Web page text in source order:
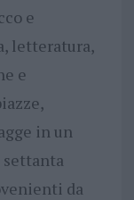
e
letteratura,
e
in un
da